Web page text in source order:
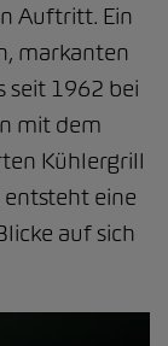
Auftritt. Ein
markanten
seit 1962 bei
mit dem
Kühlergrill
eine
auf sich